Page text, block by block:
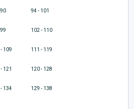
94 - 101
102 - 110
109 111 - 119
121 120 - 128
134 129 - 138